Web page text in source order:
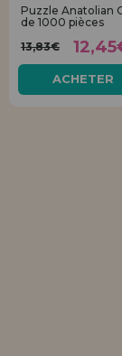
Puzzle Anatolian
de 1000 pièces
13,83€
ACHETER